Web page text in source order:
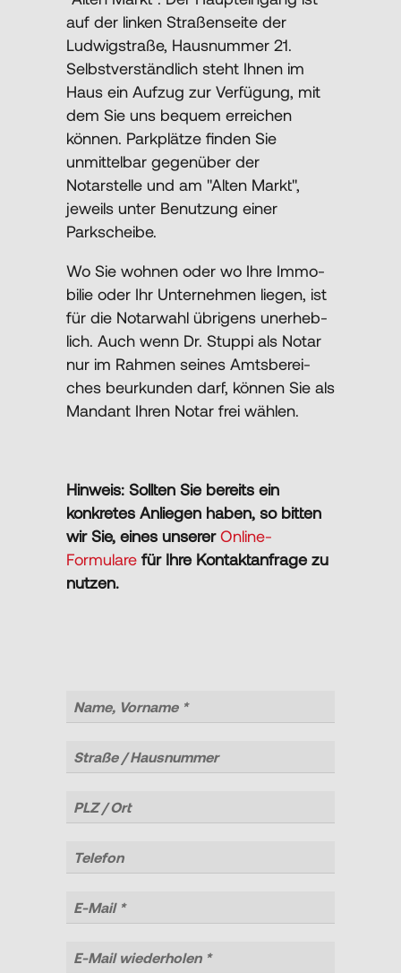
auf der linken Straßenseite der
Ludwigstraße, Hausnummer 21.
Selbstverständlich steht Ihnen im
Haus ein Aufzug zur Verfügung, mit
dem Sie uns bequem erreichen
können. Parkplätze finden Sie
unmittelbar gegenüber der
Notarstelle und am ''Alten Markt'',
jeweils unter Benutzung einer
Parkscheibe.
Wo Sie woh­nen oder wo Ihre Immo­
bilie oder Ihr Unter­nehmen liegen, ist
für die Notar­wahl übrigens unerheb­
lich. Auch wenn Dr. Stuppi als Notar
nur im Rahmen seines Amts­berei­
ches beur­kunden darf, können Sie als
Man­dant Ihren Notar frei wählen.
Hinweis: Sollten Sie bereits ein
konkretes Anliegen haben, so bitten
wir Sie, eines unsererOnline-
Formulare für Ihre Kontaktanfrage zu
nutzen.